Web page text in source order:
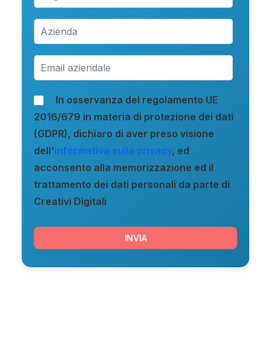
In osservanza del regolamento UE
2016/679 in materia di protezione dei dati
(GDPR), dichiaro di aver preso visione
dell'informativa sulla privacy, ed
acconsento alla memorizzazione ed il
trattamento dei dati personali da parte di
Creativi Digitali